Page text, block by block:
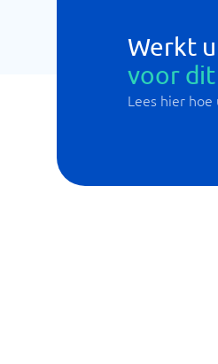
Werkt u
voor
Lees hier